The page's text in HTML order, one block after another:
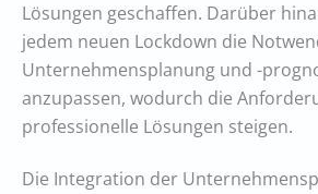
Lösungen geschaffen. Darüber
jedem neuen Lockdown die
Unternehmensplanung und -
anzupassen, wodurch die
professionelle Lösungen steigen.
Die Integration der